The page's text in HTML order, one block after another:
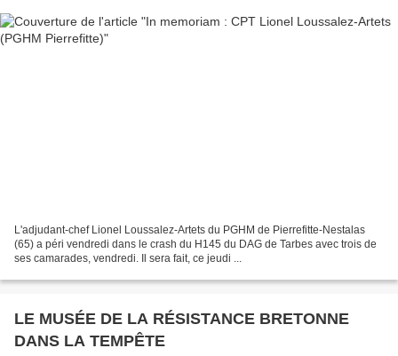
L'adjudant-chef Lionel Loussalez-Artets du PGHM de Pierrefitte-Nestalas
(65) a péri vendredi dans le crash du H145 du DAG de Tarbes avec trois de
ses camarades, vendredi. Il sera fait, ce jeudi ...
LE MUSÉE DE LA RÉSISTANCE BRETONNE
DANS LA TEMPÊTE